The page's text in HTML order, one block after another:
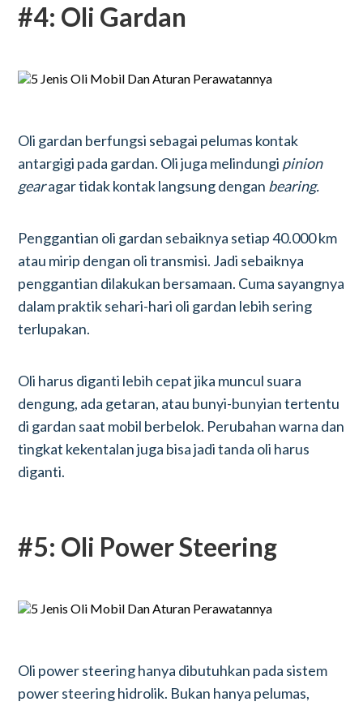
#4: Oli Gardan
Oli gardan berfungsi sebagai pelumas kontak
antargigi pada gardan. Oli juga melindungi pinion
gearagar tidak kontak langsung dengan bearing.
Penggantian oli gardan sebaiknya setiap 40.000 km
atau mirip dengan oli transmisi. Jadi sebaiknya
penggantian dilakukan bersamaan. Cuma sayangnya
dalam praktik sehari-hari oli gardan lebih sering
terlupakan.
Oli harus diganti lebih cepat jika muncul suara
dengung, ada getaran, atau bunyi-bunyian tertentu
di gardan saat mobil berbelok. Perubahan warna dan
tingkat kekentalan juga bisa jadi tanda oli harus
diganti.
#5: Oli Power Steering
Oli power steering hanya dibutuhkan pada sistem
power steering hidrolik. Bukan hanya pelumas,